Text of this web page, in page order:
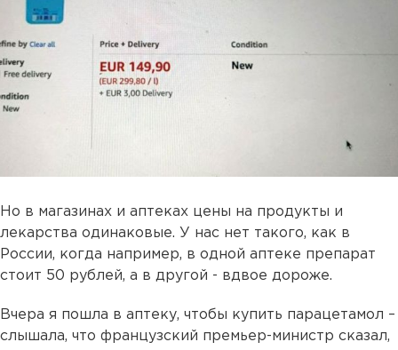
Но в магазинах и аптеках цены на продукты и
лекарства одинаковые. У нас нет такого, как в
России, когда например, в одной аптеке препарат
стоит 50 рублей, а в другой - вдвое дороже.
Вчера я пошла в аптеку, чтобы купить парацетамол –
слышала, что французский премьер-министр сказал,